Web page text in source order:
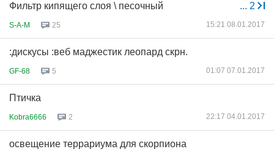
... 2
Фильтр кипящего слоя \ песочный
S-A-M 25 15:21 08.01.2017
:дискусы :веб маджестик леопард скрн.
GF-68 5 01:07 07.01.2017
Птичка
Kobra6666 2 22:17 04.01.2017
освещение террариума для скорпиона